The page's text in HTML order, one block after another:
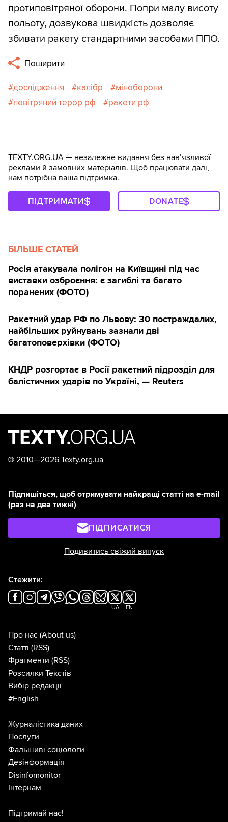
протиповітряної оборони. Попри малу висоту
польоту, дозвукова швидкість дозволяє
збивати ракету стандартними засобами ППО.
Поширити
дослідження калібр
міноборони
повітряний терор рф
ракети рф
TEXTY.ORG.UA — незалежне видання без навʼязливої
реклами й замовних матеріалів. Щоб працювати далі,
нам потрібна ваша підтримка.
ПІДТРИМАТИ DONATE
БІЛЬШЕ СТАТЕЙ
Росія атакувала полігон на Київщині під час
виставки озброєння: є загиблі та багато
поранених (ФОТО)
Ракетний удар РФ по Львову: 30 постраждалих,
найбільших руйнувань зазнали дві
багатоповерхівки (ФОТО)
КНДР розгортає в Росії ракетний підрозділ для
балістичних ударів по Україні, — Reuters
© 2010—2026 Texty.org.ua
Підпишіться, щоб отримувати найкращі статті на e-mail
(раз на два тижні)
ПІДПИСАТИСЯ
Подивитись свіжий випуск
Стежити:
UA EN
Про нас (About us)
Статті (RSS)
Фрагменти (RSS)
Розсилки Текстів
Вибір редакції
#English
Журналістика даних
Послуги
Фальшиві соціологи
Дезінформація
Disinfomonitor
Інтернам
Підтримай нас!